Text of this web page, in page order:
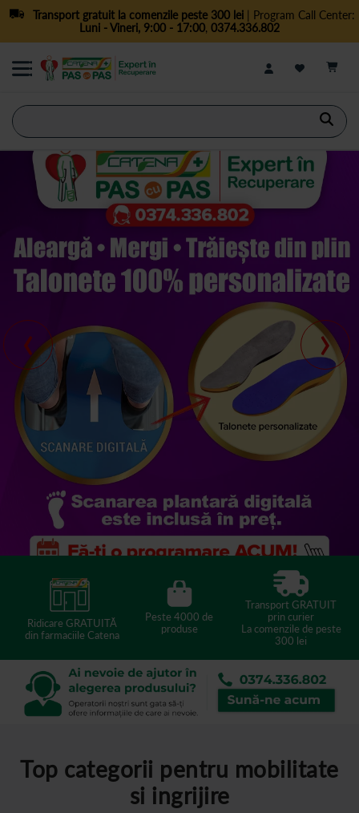
Transport gratuit la comenzile peste 300 lei| Program Call Center:
Luni - Vineri, 9:00 - 17:00, 0374.336.802
Ridicare GRATUITĂ
din farmaciile Catena
Peste 4000 de
produse
Transport GRATUIT
prin curier
La comenzile de peste
300 lei
Top categorii pentru mobilitate
si ingrijire